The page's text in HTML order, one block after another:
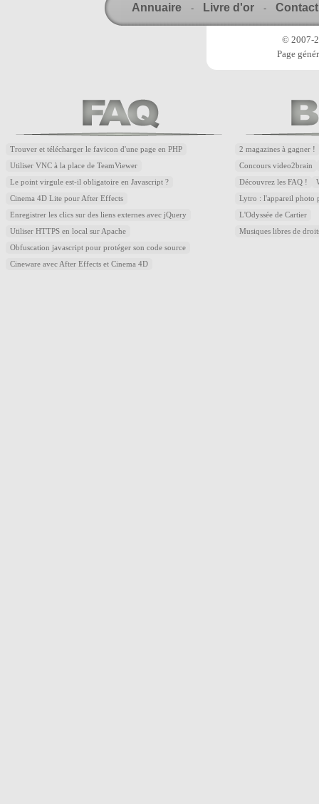
Annuaire - Livre d'or - Contact
© 2007-
Page
Trouver et télécharger le favicon d'une page en PHP
Utiliser VNC à la place de TeamViewer
Le point virgule est-il obligatoire en Javascript ?
Cinema 4D Lite pour After Effects
Enregistrer les clics sur des liens externes avec jQuery
Utiliser HTTPS en local sur Apache
Obfuscation javascript pour protéger son code source
Cineware avec After Effects et Cinema 4D
2 magazines à gagner !
Concours video2brain
Découvrez les FAQ !
Lytro : l'appareil photo
L'Odyssée de Cartier
Musiques libres de